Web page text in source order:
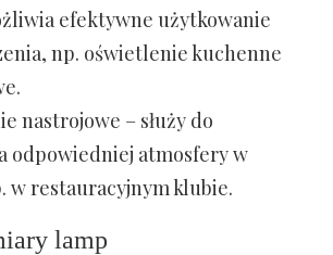
efektywne użytkowanie
np. oświetlenie kuchenne
nastrojowe – służy do
odpowiedniej atmosfery w
w restauracyjnym klubie.
lamp